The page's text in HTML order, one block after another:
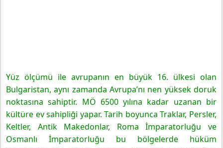
Yüz ölçümü ile avrupanın en büyük 16. ülkesi olan
Bulgaristan, aynı zamanda Avrupa’nı nen yüksek doruk
noktasına sahiptir. MÖ 6500 yılına kadar uzanan bir
kültüre ev sahipliği yapar. Tarih boyunca Traklar, Persler,
Keltler, Antik Makedonlar, Roma İmparatorluğu ve
Osmanlı İmparatorluğu bu bölgelerde hüküm